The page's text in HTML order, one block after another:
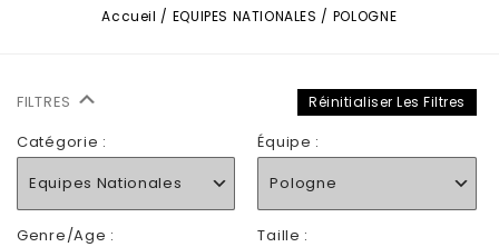
Accueil / EQUIPES NATIONALES / POLOGNE
FILTRES Réinitialiser Les Filtres
Catégorie :
Equipes Nationales
Équipe :
Pologne
Genre/Age :
Taille :